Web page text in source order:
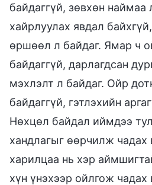
байдаггүй, зөвхөн
хайрлуулах явдал
өршөөл л байдаг. Ямар ч
байдаггүй, дарлагдсан
мэхлэлт л байдаг. Ойр
байдаггүй, гэтлэхийн
Нөхцөл байдал иймдээ
хандлагыг өөрчилж чадах
харилцаа нь хэр
хүн үнэхээр ойлгож чадах